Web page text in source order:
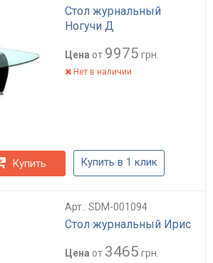
Стол журнальный
Ногучи Д
Цена от 9975 грн.
Нет в наличии
Купить Купить в 1 клик
Арт.: SDM-001094
Стол журнальный Ирис
Цена от 3465 грн.